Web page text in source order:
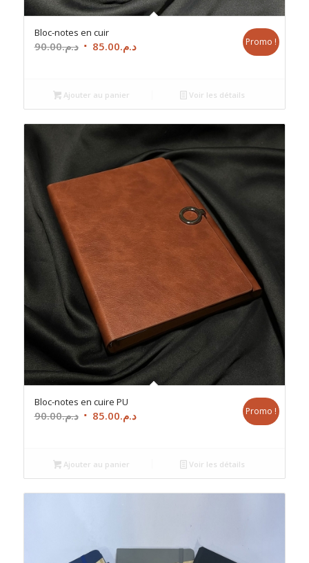
Bloc-notes en cuir
د.م.90.00
Le
était :
د.م.90.00.
د.م.85.00
Le
د.م.85.00.
Promo !
Ajouter au panier Voir les détails
Bloc-notes en cuire PU
د.م.90.00
Le
était :
د.م.90.00.
د.م.85.00
Le
د.م.85.00.
Promo !
Ajouter au panier Voir les détails